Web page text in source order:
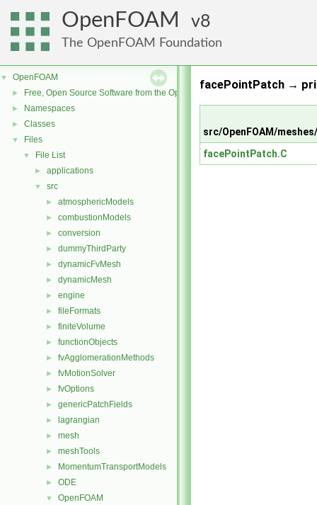
OpenFOAM 8
The OpenFOAM Foundation
▼ OpenFOAM
► Free, Open Source Software from the OpenFOAM Foundation
► Namespaces
► Classes
▼ Files
▼ File List
► applications
▼ src
► atmosphericModels
► combustionModels
► conversion
► dummyThirdParty
► dynamicFvMesh
► dynamicMesh
► engine
► fileFormats
► finiteVolume
► functionObjects
► fvAgglomerationMethods
► fvMotionSolver
► fvOptions
► genericPatchFields
► lagrangian
► mesh
► meshTools
► MomentumTransportModels
► ODE
▼ OpenFOAM
facePointPatch →
src/OpenFOAM/
facePointPatch.C